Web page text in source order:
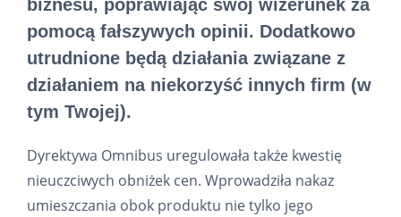
biznesu, poprawiając swój wizerunek za
pomocą fałszywych opinii. Dodatkowo
utrudnione będą działania związane z
działaniem na niekorzyść innych firm (w
tym Twojej).
Dyrektywa Omnibus uregulowała także kwestię
nieuczciwych obniżek cen. Wprowadziła nakaz
umieszczania obok produktu nie tylko jego